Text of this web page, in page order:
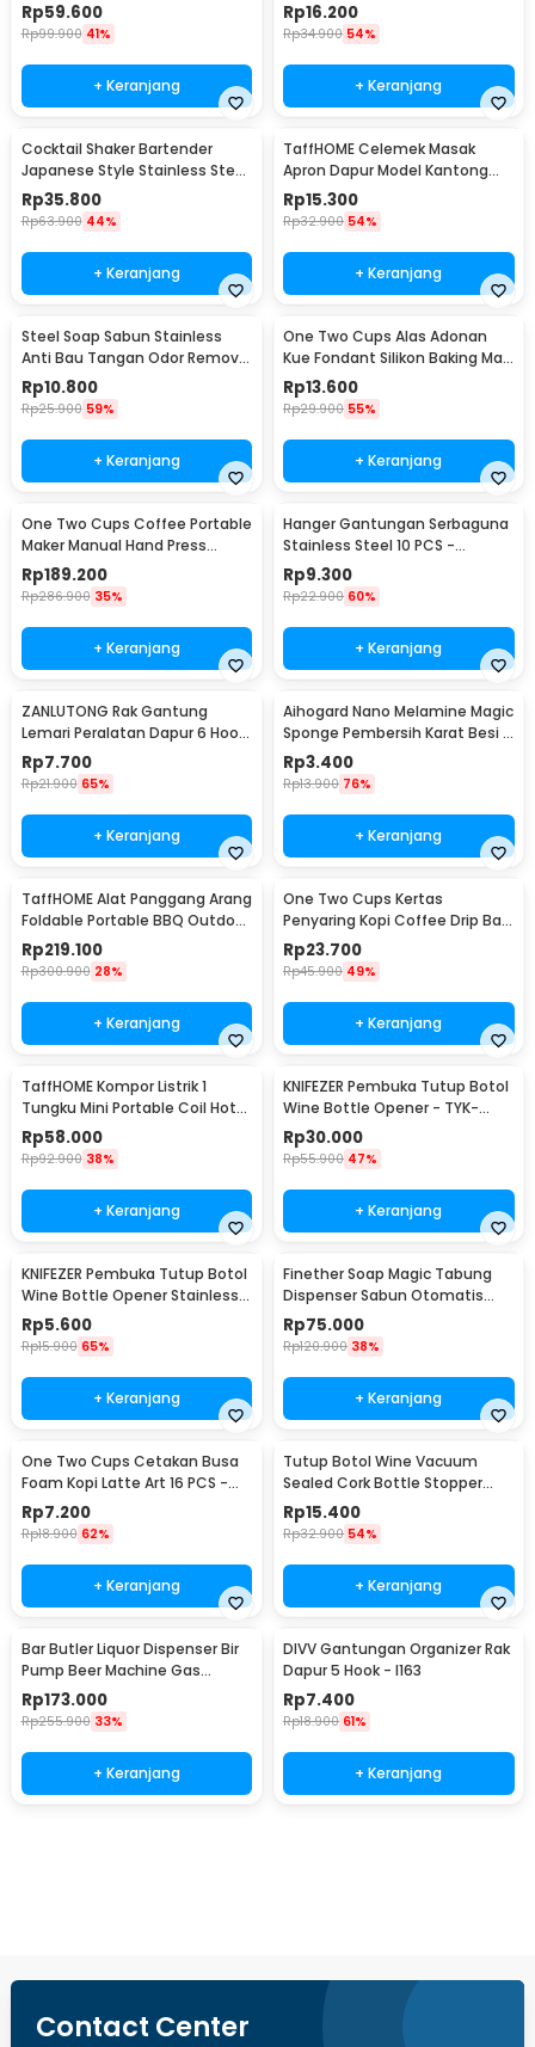
Rp59.600
Rp99.900 41%
+ Keranjang
Rp16.200
Rp34.900 54%
+ Keranjang
Cocktail Shaker Bartender
Japanese Style Stainless Steel
200ml
Rp35.800
Rp63.900 44%
+ Keranjang
TaffHOME Celemek Masak
Apron Dapur Model Kantong
Pola Spatula - JJ41
Rp15.300
Rp32.900 54%
+ Keranjang
Steel Soap Sabun Stainless
Anti Bau Tangan Odor Remove
- HW071
Rp10.800
Rp25.900 59%
+ Keranjang
One Two Cups Alas Adonan
Kue Fondant Silikon Baking Mat
Anti Slip - JJ3873
Rp13.600
Rp29.900 55%
+ Keranjang
One Two Cups Coffee Portable
Maker Manual Hand Press
Espresso 300ml - T35066
Rp189.200
Rp286.900 35%
+ Keranjang
Hanger Gantungan Serbaguna
Stainless Steel 10 PCS -
M127105
Rp9.300
Rp22.900 60%
+ Keranjang
ZANLUTONG Rak Gantung
Lemari Peralatan Dapur 6 Hook
Besi - 2137
Rp7.700
Rp21.900 65%
+ Keranjang
Aihogard Nano Melamine Magic
Sponge Pembersih Karat Besi -
CW62
Rp3.400
Rp13.900 76%
+ Keranjang
TaffHOME Alat Panggang Arang
Foldable Portable BBQ Outdoor
Grill Stove - HWSK77
Rp219.100
Rp300.900 28%
+ Keranjang
One Two Cups Kertas
Penyaring Kopi Coffee Drip Bag
Paper Filter 50PCS - T111
Rp23.700
Rp45.900 49%
+ Keranjang
TaffHOME Kompor Listrik 1
Tungku Mini Portable Coil Hot
Plate 500W - C1-1000-03
Rp58.000
Rp92.900 38%
+ Keranjang
KNIFEZER Pembuka Tutup Botol
Wine Bottle Opener - TYK-
074B
Rp30.000
Rp55.900 47%
+ Keranjang
KNIFEZER Pembuka Tutup Botol
Wine Bottle Opener Stainless
Steel - WS01
Rp5.600
Rp15.900 65%
+ Keranjang
Finether Soap Magic Tabung
Dispenser Sabun Otomatis
400ml - AD-03
Rp75.000
Rp120.900 38%
+ Keranjang
One Two Cups Cetakan Busa
Foam Kopi Latte Art 16 PCS -
JJYE01
Rp7.200
Rp18.900 62%
+ Keranjang
Tutup Botol Wine Vacuum
Sealed Cork Bottle Stopper
Stainless Steel - G94529
Rp15.400
Rp32.900 54%
+ Keranjang
Bar Butler Liquor Dispenser Bir
Pump Beer Machine Gas
Station 900ml - P-36
Rp173.000
Rp255.900 33%
+ Keranjang
DIVV Gantungan Organizer Rak
Dapur 5 Hook - I163
Rp7.400
Rp18.900 61%
+ Keranjang
Contact Center